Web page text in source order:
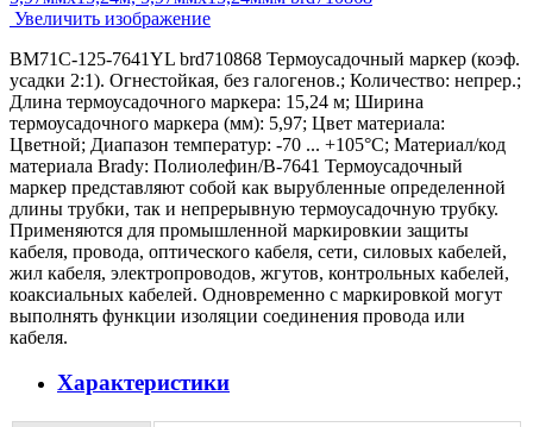
Увеличить изображение
BM71C-125-7641YL brd710868 Термоусадочный маркер (коэф.
усадки 2:1). Огнестойкая, без галогенов.; Количество: непрер.;
Длина термоусадочного маркера: 15,24 м; Ширина
термоусадочного маркера (мм): 5,97; Цвет материала:
Цветной; Диапазон температур: -70 ... +105°С; Материал/код
материала Brady: Полиолефин/В-7641 Термоусадочный
маркер представляют собой как вырубленные определенной
длины трубки, так и непрерывную термоусадочную трубку.
Применяются для промышленной маркировкии защиты
кабеля, провода, оптического кабеля, сети, силовых кабелей,
жил кабеля, электропроводов, жгутов, контрольных кабелей,
коаксиальных кабелей. Одновременно с маркировкой могут
выполнять функции изоляции соединения провода или
кабеля.
Характеристики